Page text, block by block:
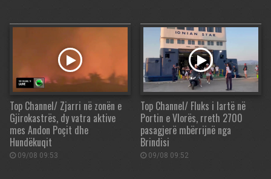
Top Channel/ Zjarri në zonën e
Gjirokastrës, dy vatra aktive
mes Andon Poçit dhe
Hundëkuqit
09/08 09:53
Top Channel/ Fluks i lartë në
Portin e Vlorës, rreth 2700
pasagjerë mbërrijnë nga
Brindisi
09/08 09:52